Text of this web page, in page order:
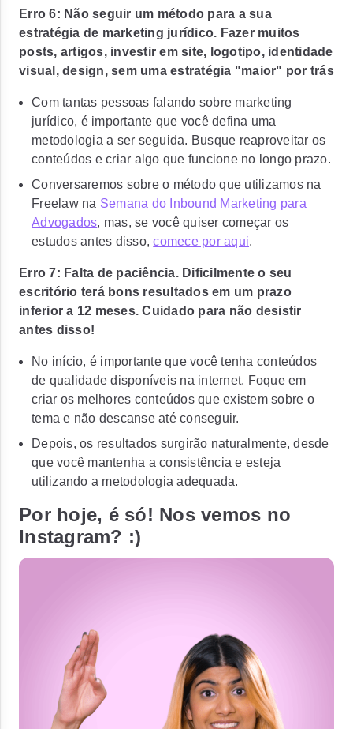
Erro 6: Não seguir um método para a sua
estratégia de marketing jurídico. Fazer muitos
posts, artigos, investir em site, logotipo, identidade
visual, design, sem uma estratégia "maior" por trás
Com tantas pessoas falando sobre marketing
jurídico, é importante que você defina uma
metodologia a ser seguida. Busque reaproveitar os
conteúdos e criar algo que funcione no longo prazo.
Conversaremos sobre o método que utilizamos na
Freelaw na Semana do Inbound Marketing para
Advogados, mas, se você quiser começar os
estudos antes disso,comece por aqui.
Erro 7: Falta de paciência. Dificilmente o seu
escritório terá bons resultados em um prazo
inferior a 12 meses. Cuidado para não desistir
antes disso!
No início, é importante que você tenha conteúdos
de qualidade disponíveis na internet. Foque em
criar os melhores conteúdos que existem sobre o
tema e não descanse até conseguir.
Depois, os resultados surgirão naturalmente, desde
que você mantenha a consistência e esteja
utilizando a metodologia adequada.
Por hoje, é só! Nos vemos no
Instagram? :)